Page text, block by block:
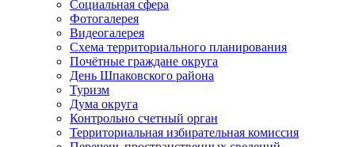
Социальная сфера
Фотогалерея
Видеогалерея
Схема территориального планирования
Почётные граждане округа
День Шпаковского района
Туризм
Дума округа
Контрольно счетный орган
Территориальная избирательная комиссия